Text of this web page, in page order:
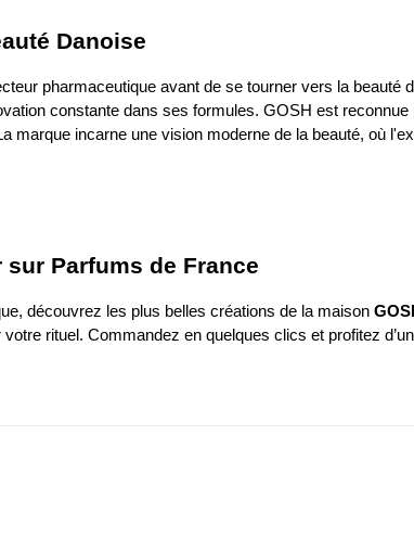
Danoise
pharmaceutique avant de se tourner vers la beauté
constante dans ses formules. GOSH est
marque incarne une vision moderne de la beauté, où
sur Parfums de France
, découvrez les plus belles créations de la maison
rituel. Commandez en quelques clics et profitez